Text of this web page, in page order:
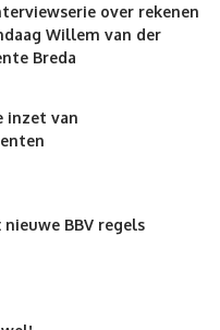
over rekenen
Willem van der
Breda
inzet van
nieuwe BBV regels